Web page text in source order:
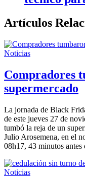
Artículos
Noticias
Compradores
supermercado
La jornada de Black
de este jueves 27 de
tumbó la reja de un
Julio Arosemena, en el
08h17, 43 minutos
Noticias